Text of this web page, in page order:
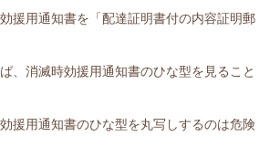
援用通知書を「配達証明書付の内容証明郵
、消滅時効援用通知書のひな型を見ること
援用通知書のひな型を丸写しするのは危険